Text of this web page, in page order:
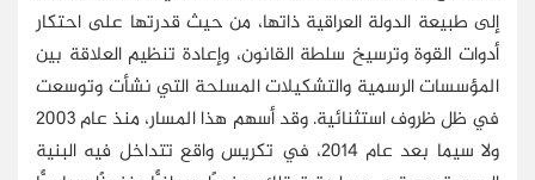
إلى طبيعة الدولة العراقية ذاتها، من حيث قدرتها على احتكار
أدوات القوة وترسيخ سلطة القانون، وإعادة تنظيم العلاقة بين
المؤسسات الرسمية والتشكيلات المسلحة التي نشأت وتوسعت
في ظل ظروف استثنائية. وقد أسهم هذا المسار، منذ عام 2003
ولا سيما بعد عام 2014، في تكريس واقع تتداخل فيه البنية